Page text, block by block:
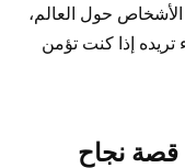
الأشخاص حول العالم،
إذا كنت تؤمن
قصة نجاح